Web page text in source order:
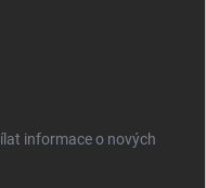
informace o nových